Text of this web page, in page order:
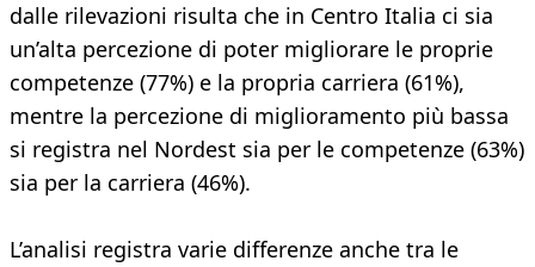
dalle rilevazioni risulta che in Centro Italia ci sia
un’alta percezione di poter migliorare le proprie
competenze (77%) e la propria carriera (61%),
mentre la percezione di miglioramento più bassa
si registra nel Nordest sia per le competenze (63%)
sia per la carriera (46%).
L’analisi registra varie differenze anche tra le